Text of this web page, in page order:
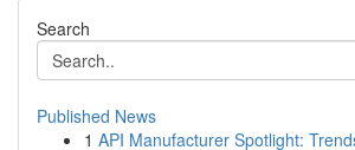
Search
Published News
1 API Manufacturer Spotlight: